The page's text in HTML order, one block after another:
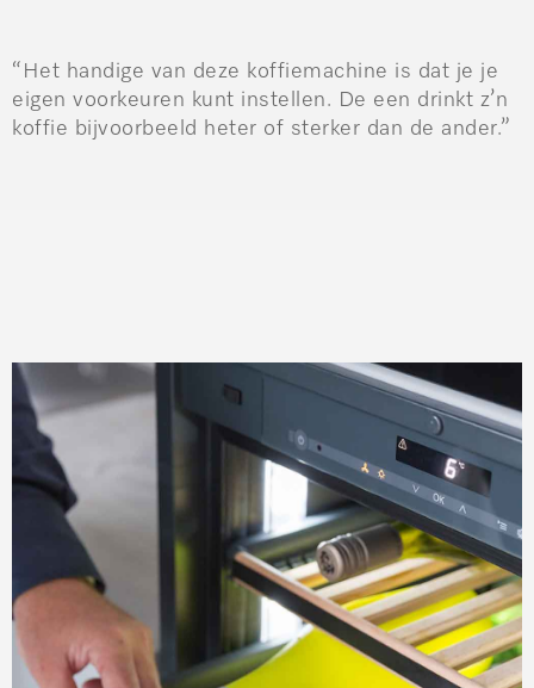
“Het handige van deze koffiemachine is dat je je
eigen voorkeuren kunt instellen. De een drinkt z’n
koffie bijvoorbeeld heter of sterker dan de ander.”